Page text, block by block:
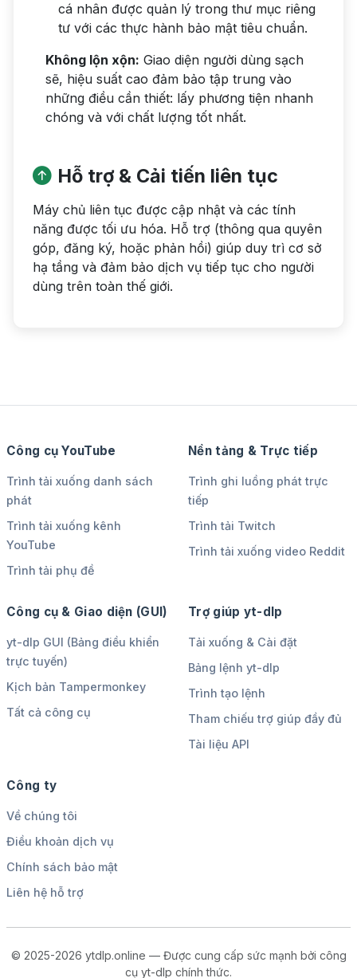
cá nhân được quản lý trong thư mục riêng
tư với các thực hành bảo mật tiêu chuẩn.
Không lộn xộn: Giao diện người dùng sạch
sẽ, hiệu suất cao đảm bảo tập trung vào
những điều cần thiết: lấy phương tiện nhanh
chóng và với chất lượng tốt nhất.
Hỗ trợ & Cải tiến liên tục
Máy chủ liên tục được cập nhật và các tính
năng được tối ưu hóa. Hỗ trợ (thông qua quyên
góp, đăng ký, hoặc phản hồi) giúp duy trì cơ sở
hạ tầng và đảm bảo dịch vụ tiếp tục cho người
dùng trên toàn thế giới.
Công cụ YouTube
Trình tải xuống danh sách
phát
Trình tải xuống kênh
YouTube
Trình tải phụ đề
Nền tảng & Trực tiếp
Trình ghi luồng phát trực
tiếp
Trình tải Twitch
Trình tải xuống video Reddit
Công cụ & Giao diện (GUI)
yt-dlp GUI (Bảng điều khiển
trực tuyến)
Kịch bản Tampermonkey
Tất cả công cụ
Trợ giúp yt-dlp
Tải xuống & Cài đặt
Bảng lệnh yt-dlp
Trình tạo lệnh
Tham chiếu trợ giúp đầy đủ
Tài liệu API
Công ty
Về chúng tôi
Điều khoản dịch vụ
Chính sách bảo mật
Liên hệ hỗ trợ
© 2025-2026 ytdlp.online — Được cung cấp sức mạnh bởi công
cụ yt-dlp chính thức.